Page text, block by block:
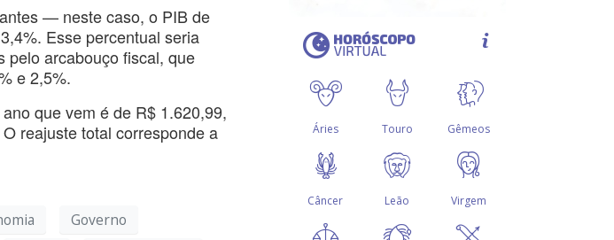
— neste caso, o PIB de
Esse percentual seria
pelo arcabouço fiscal, que
e 2,5%.
que vem é de R$ 1.620,99,
reajuste total corresponde a
Governo